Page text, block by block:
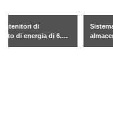
Sistema di cuntenitori di
almacenamiento di energia di 5